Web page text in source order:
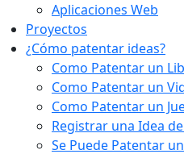
Aplicaciones Web
Proyectos
¿Cómo patentar ideas?
Como Patentar un
Como Patentar un
Como Patentar un
Registrar una Idea
Se Puede Patentar